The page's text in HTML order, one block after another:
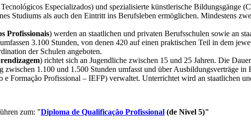
Especializados) und spezialisierte künstlerische Bildungsgänge
Studiums als auch den Eintritt ins Berufsleben ermöglichen. Mindestens
Profissionais) werden an staatlichen und privaten Berufsschulen sowie an
3.100 Stunden, von denen 420 auf einen praktischen Teil in dem
der Schulen angeboten.
) richtet sich an Jugendliche zwischen 15 und 25 Jahren. Die
zwischen 1.100 und 1.500 Stunden umfasst und über Ausbildungsverträge
Formação Profissional – IEFP) verwaltet. Unterrichtet wird an staatlichen
zum: "Diploma de Qualificação Profissional (de Nivel 5)"